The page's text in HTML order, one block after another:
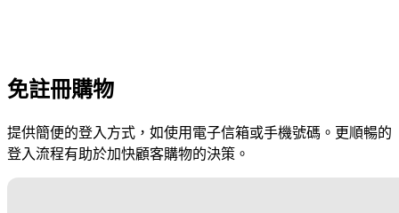
免註冊購物
提供簡便的登入方式，如使用電子信箱或手機號碼。更順暢的
登入流程有助於加快顧客購物的決策。